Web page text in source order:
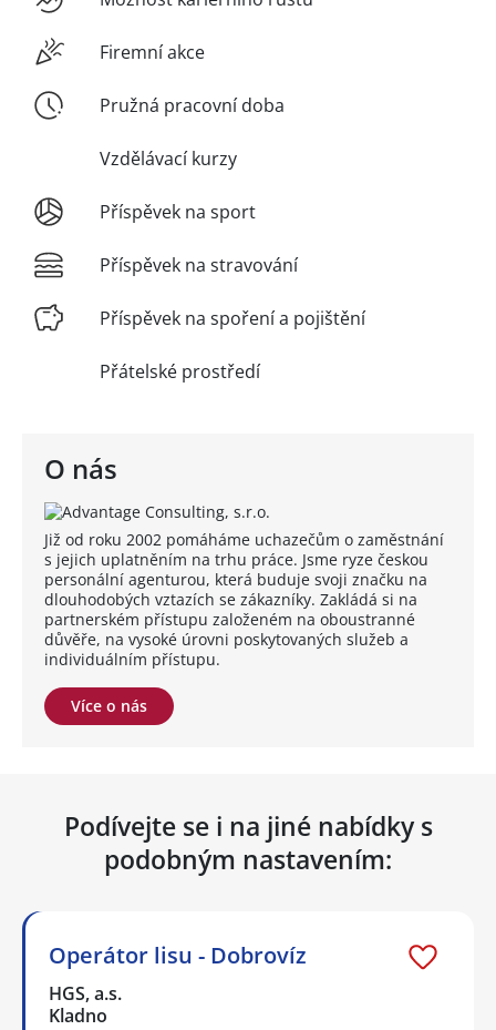
O nás
Již od roku 2002 pomáháme uchazečům o zaměstnání
s jejich uplatněním na trhu práce. Jsme ryze českou
personální agenturou, která buduje svoji značku na
dlouhodobých vztazích se zákazníky. Zakládá si na
partnerském přístupu založeném na oboustranné
důvěře, na vysoké úrovni poskytovaných služeb a
individuálním přístupu.
Více o nás
Firemní akce
Pružná pracovní doba
Vzdělávací kurzy
Příspěvek na sport
Příspěvek na stravování
Příspěvek na spoření a pojištění
Přátelské prostředí
Podívejte se i na jiné nabídky s
podobným nastavením:
Operátor lisu - Dobrovíz
HGS, a.s.
Kladno